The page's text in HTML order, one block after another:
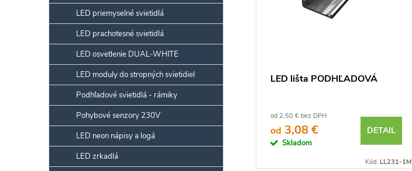
LED priemyselné svietidlá
LED prachotesné svietidlá
LED osvetlenie DUAL-WHITE
LED moduly do stropných svietidiel
Podhľadové svietidlá - rámiky
Pohybové senzory 230V
LED neon nápisy a logá
LED zrkadlá
LED lišta PODHĽADOVÁ
od 2,50 € bez DPH
od 3,08 €
Skladom
DETAIL
Kód: LL231-1M